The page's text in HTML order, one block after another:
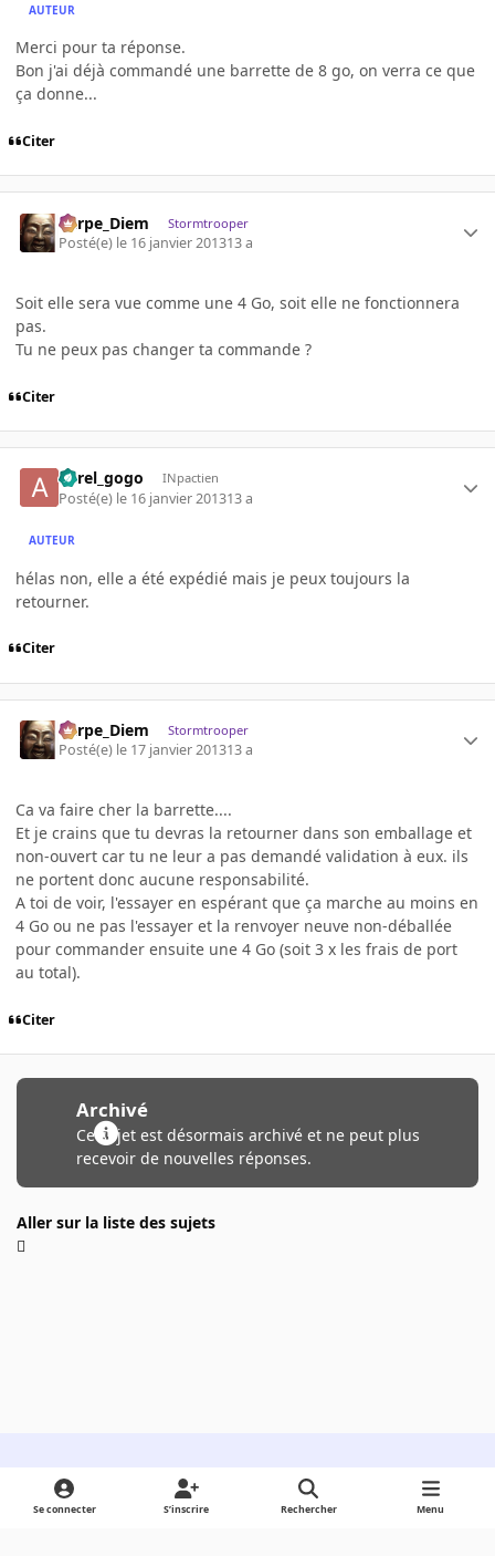
AUTEUR
Merci pour ta réponse.
Bon j'ai déjà commandé une barrette de 8 go, on verra ce que
ça donne...
Citer
Carpe_Diem Stormtrooper
Posté(e) le 16 janvier 201313 a
Soit elle sera vue comme une 4 Go, soit elle ne fonctionnera
pas.
Tu ne peux pas changer ta commande ?
Citer
aurel_gogo INpactien
Posté(e) le 16 janvier 201313 a
AUTEUR
hélas non, elle a été expédié mais je peux toujours la
retourner.
Citer
Carpe_Diem Stormtrooper
Posté(e) le 17 janvier 201313 a
Ca va faire cher la barrette....
Et je crains que tu devras la retourner dans son emballage et
non-ouvert car tu ne leur a pas demandé validation à eux. ils
ne portent donc aucune responsabilité.
A toi de voir, l'essayer en espérant que ça marche au moins en
4 Go ou ne pas l'essayer et la renvoyer neuve non-déballée
pour commander ensuite une 4 Go (soit 3 x les frais de port
au total).
Citer
Archivé
Ce sujet est désormais archivé et ne peut plus
recevoir de nouvelles réponses.
Aller sur la liste des sujets
Light ModeDark ModeSystem Preference
Se connecter S’inscrire Rechercher Menu